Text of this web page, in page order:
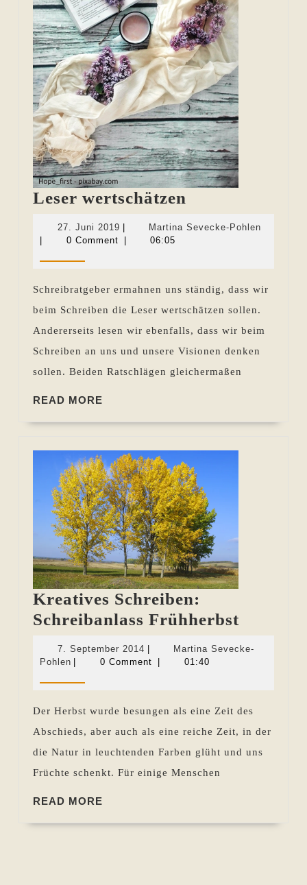
Leser wertschätzen
27. Juni 2019 27.
Juni
Martina Sevecke-Pohlen
0 Comment 06:05
Schreibratgeber ermahnen uns ständig, dass wir
beim Schreiben die Leser wertschätzen sollen.
Andererseits lesen wir ebenfalls, dass wir beim
Schreiben an uns und unsere Visionen denken
sollen. Beiden Ratschlägen gleichermaßen
READ MORE
Kreatives Schreiben:
Schreibanlass Frühherbst
7. September 2014 7.
September
Martina Sevecke-
Pohlen Martina0 Comment 01:40
Der Herbst wurde besungen als eine Zeit des
Abschieds, aber auch als eine reiche Zeit, in der
die Natur in leuchtenden Farben glüht und uns
Früchte schenkt. Für einige Menschen
READ MORE